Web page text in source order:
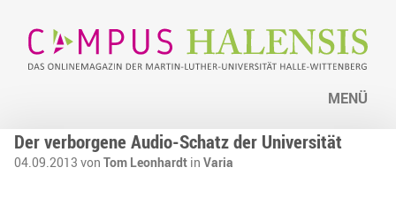
MENÜ
Der verborgene Audio-Schatz der Universität
04.09.2013 von Tom Leonhardt in Varia